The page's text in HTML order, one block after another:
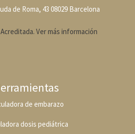
de Roma, 43 08029 Barcelona
de embarazo
dosis pediátrica